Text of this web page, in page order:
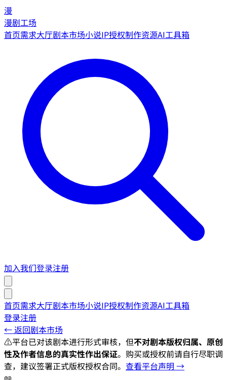
漫
漫剧工场
首页需求大厅剧本市场小说IP授权制作资源AI工具箱
加入我们登录注册
首页需求大厅剧本市场小说IP授权制作资源AI工具箱
登录注册
← 返回剧本市场
⚠️平台已对该剧本进行形式审核，但不对剧本版权归属、原创
性及作者信息的真实性作出保证。购买或授权前请自行尽职调
查，建议签署正式版权授权合同。 查看平台声明 →